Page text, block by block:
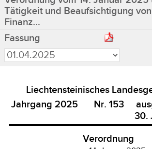
Tätigkeit und Beaufsichtigung
Finanz...
Fassung